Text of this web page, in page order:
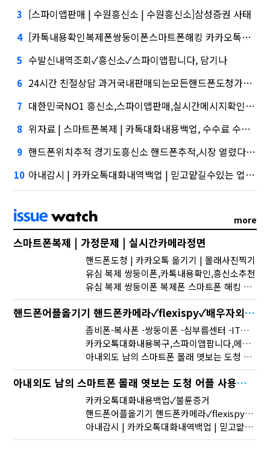
3 [스파이앱판매 | 수원흥신소 | 수원흥신소]삼성증권 사태
4 [카톡내용확인복제폰쌍둥이폰스마트폰해킹 카카오톡해킹및각종해킹.스마트폰복제.복제폰.쌍둥이폰팝니다]삼성증권 배당사태를 떠올리게 만든다.
5 수발신내역조회✓흥신소✓스파이앱팝니다, 담기나
6 24시간 친절상담 과거국내판매되는모든핸드폰도청가능 도청장치 스마트폰 복제 핸드폰도청어플 핸드폰 도청 에어팟 도청'삼성' 1위, '토스' 맹추격
7 대한민국NO1 흥신소,스파이앱판매,실시간메시지확인, 지난해 외화증권수탁 수수료 규모 6946억원
8 위자료 | 스마트폰복제 | 카톡대화내용백업, 수수료 수익 1위 '삼성'
9 핸드폰위치추적 경기도흥신소 핸드폰추적,시장 열렸다…LG 먼저 '첫 테이프'
10 아내감시 | 카카오톡대화내역백업 | 믿고맡길수있는 업체토스, 667억원으로 수수료 수익 5위권 진입
more
스마트폰복제 | 가정문제 | 실시간카메라정면
핸드폰도청 | 카카오톡 옮기기 | 몰래사진찍기
유심 복제 쌍둥이폰,카톡내용확인,흥신소추천
유심 복제 쌍둥이폰 복제폰 스마트폰 해킹 확인 스마트폰 복제✓위자료✓신부대행
핸드폰어플옮기기 핸드폰카메라✓flexispy✓배우자외도,사람찾기,채무자찾기고민해결해드립니다.
좀비폰-복사폰 -쌍둥이폰 -심부름센터 -IT흥신소 -사이버흥신소 | 모든문자확인및복구 | 스파이앱
카카오톡대화내용복구,스파이앱팝니다,메시지복구
아내외도 남의 스마트폰 몰래 엿보는 도청 어플 사용법 및 스파이앱 다운로드 실시간위치추적
아내외도 남의 스마트폰 몰래 엿보는 도청 어플 사용법 및 스파이앱 다운로드 실시간위치추적
카카오톡대화내용백업✓불륜증거
핸드폰어플옮기기 핸드폰카메라✓flexispy✓배우자외도,사람찾기,채무자찾기고민해결해드립니다.
아내감시 | 카카오톡대화내역백업 | 믿고맡길수있는 업체